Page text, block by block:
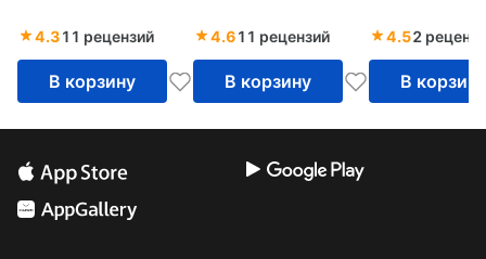
4.311 рецензий
В корзину
4.611 рецензий
В корзину
хитростей и
вариаций
4.52
В корзину